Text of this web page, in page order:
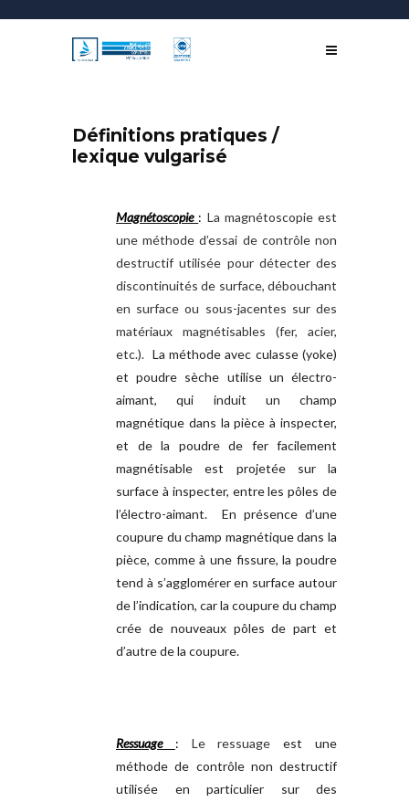
Définitions pratiques /
lexique vulgarisé
Magnétoscopie : La magnétoscopie est
une méthode d’essai de contrôle non
destructif utilisée pour détecter des
discontinuités de surface, débouchant
en surface ou sous-jacentes sur des
matériaux magnétisables (fer, acier,
etc.). La méthode avec culasse (yoke)
et poudre sèche utilise un électro-
aimant, qui induit un champ
magnétique dans la pièce à inspecter,
et de la poudre de fer facilement
magnétisable est projetée sur la
surface à inspecter, entre les pôles de
l’électro-aimant. En présence d’une
coupure du champ magnétique dans la
pièce, comme à une fissure, la poudre
tend à s’agglomérer en surface autour
de l’indication, car la coupure du champ
crée de nouveaux pôles de part et
d’autre de la coupure.
Ressuage : Le ressuageest une
méthode de contrôle non destructif
utilisée en particulier sur des